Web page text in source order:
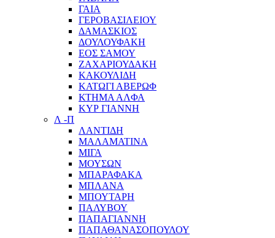
ΓΑΙΑ
ΓΕΡΟΒΑΣΙΛΕΙΟΥ
ΔΑΜΑΣΚΙΟΣ
ΔΟΥΛΟΥΦΑΚΗ
ΕΟΣ ΣΑΜΟΥ
ΖΑΧΑΡΙΟΥΔΑΚΗ
ΚΑΚΟΥΛΙΔΗ
ΚΑΤΩΓΙ ΑΒΕΡΩΦ
ΚΤΗΜΑ ΑΛΦΑ
ΚΥΡ ΓΙΑΝΝΗ
Λ -Π
ΛΑΝΤΙΔΗ
ΜΑΛΑΜΑΤΙΝΑ
ΜΙΓΑ
ΜΟΥΣΩΝ
ΜΠΑΡΑΦΑΚΑ
ΜΠΛΑΝΑ
ΜΠΟΥΤΑΡΗ
ΠΑΛΥΒΟΥ
ΠΑΠΑΓΙΑΝΝΗ
ΠΑΠΑΘΑΝΑΣΟΠΟΥΛΟΥ